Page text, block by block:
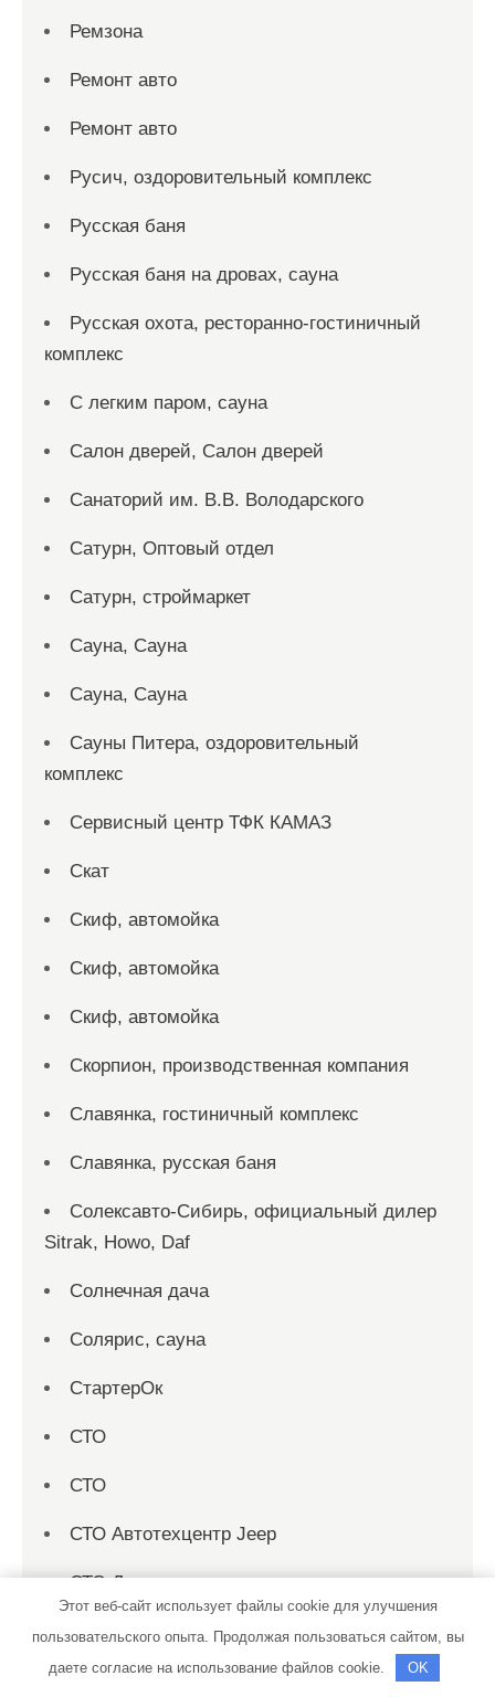
Ремзона
Ремонт авто
Ремонт авто
Русич, оздоровительный комплекс
Русская баня
Русская баня на дровах, сауна
Русская охота, ресторанно-гостиничный
комплекс
С легким паром, сауна
Салон дверей, Салон дверей
Санаторий им. В.В. Володарского
Сатурн, Оптовый отдел
Сатурн, строймаркет
Сауна, Сауна
Сауна, Сауна
Сауны Питера, оздоровительный
комплекс
Сервисный центр ТФК КАМАЗ
Скат
Скиф, автомойка
Скиф, автомойка
Скиф, автомойка
Скорпион, производственная компания
Славянка, гостиничный комплекс
Славянка, русская баня
Солексавто-Сибирь, официальный дилер
Sitrak, Howo, Daf
Солнечная дача
Солярис, сауна
СтартерОк
СТО
СТО
СТО Автотехцентр Jeep
СТО Дизель
Сто-2000
Строй Двор, производственно-складская
Этот веб-сайт использует файлы cookie для улучшения
пользовательского опыта. Продолжая пользоваться сайтом, вы
даете согласие на использование файлов cookie.
OK